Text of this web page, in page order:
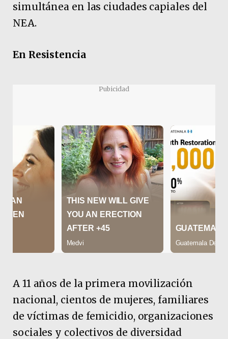
simultánea en las ciudades capiales del
NEA.
En Resistencia
Pubicidad
A 11 años de la primera movilización
nacional, cientos de mujeres, familiares
de víctimas de femicidio, organizaciones
sociales y colectivos de diversidad